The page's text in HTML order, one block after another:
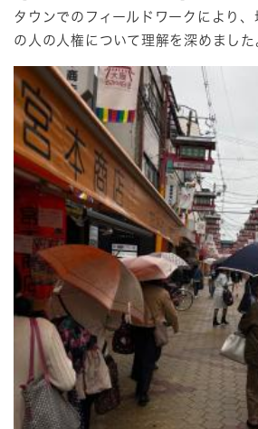
タウンでのフィールドワークにより
の人の人権について理解を深めました